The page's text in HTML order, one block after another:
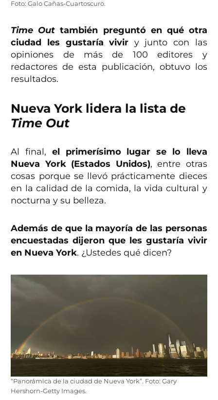
Foto: Galo Cañas-Cuartoscuro.
Time Out también preguntó en qué otra
ciudad les gustaría vivir y junto con las
opiniones de más de 100 editores y
redactores de esta publicación, obtuvo los
resultados.
Nueva York lidera la lista de
Time Out
Al final, el primerísimo lugar se lo lleva
Nueva York (Estados Unidos), entre otras
cosas porque se llevó prácticamente dieces
en la calidad de la comida, la vida cultural y
nocturna y su belleza.
Además de que la mayoría de las personas
encuestadas dijeron que les gustaría vivir
en Nueva York. ¿Ustedes qué dicen?
“Panorámica de la ciudad de Nueva York”. Foto: Gary
Hershorn-Getty Images.